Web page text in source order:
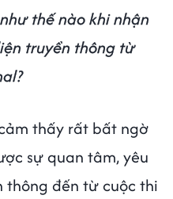
thế nào khi nhận
truyền thông từ
thấy rất bất ngờ
sự quan tâm, yêu
thông đến từ cuộc thi